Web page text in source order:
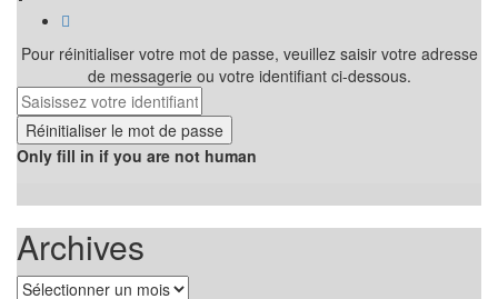
Pour réinitialiser votre mot de passe, veuillez saisir votre adresse
de messagerie ou votre identifiant ci-dessous.
Only fill in if you are not human
Archives
Archives